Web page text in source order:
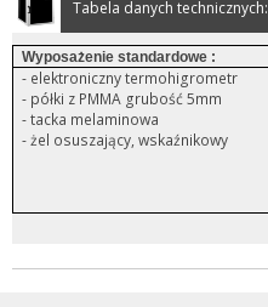
Tabela danych technicznych:
Wyposażenie standardowe :
- elektroniczny termohigrometr
- półki z PMMA grubość 5mm
-tacka melaminowa
-żel osuszający, wskaźnikowy